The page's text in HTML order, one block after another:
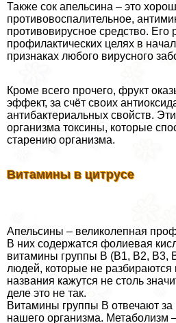
Также сок апельсина – это
противовоспалительное,
противовирусное средство. Его
профилактических целях в
признаках любого вирусного
Кроме всего прочего, фрукт
эффект, за счёт своих
антибактериальных свойств.
организма токсины, которые
старению организма.
Витамины в цитрусе
Апельсины – великолепная
В них содержатся фолиевая
витамины группы В (В1, В2, В3,
людей, которые не разбираются
названия кажутся не столь
деле это не так.
Витамины группы В отвечают за
нашего организма. Метаболизм